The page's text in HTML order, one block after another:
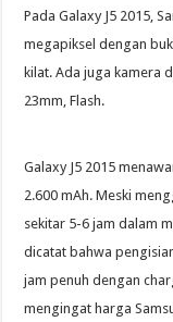
Pada Galaxy J5 2015,
megapiksel dengan
kilat. Ada juga kamera
23mm, Flash.
Galaxy J5 2015
2.600 mAh. Meski
sekitar 5-6 jam dalam
dicatat bahwa
jam penuh dengan
mengingat harga